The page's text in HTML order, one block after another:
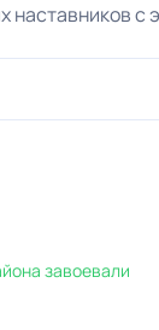
наставников